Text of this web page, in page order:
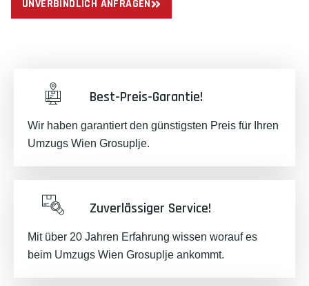
UNVERBINDLICH ANFRAGEN
Best-Preis-Garantie!
Wir haben garantiert den günstigsten Preis für Ihren
Umzugs Wien Grosuplje.
Zuverlässiger Service!
Mit über 20 Jahren Erfahrung wissen worauf es
beim Umzugs Wien Grosuplje ankommt.